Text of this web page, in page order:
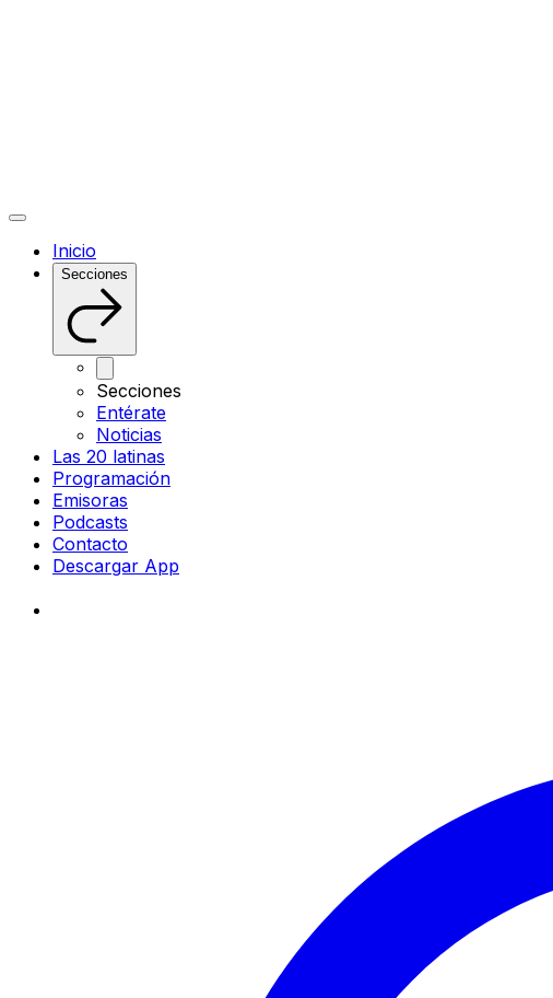
Inicio
Secciones
Secciones
Entérate
Noticias
Las 20 latinas
Programación
Emisoras
Podcasts
Contacto
Descargar App